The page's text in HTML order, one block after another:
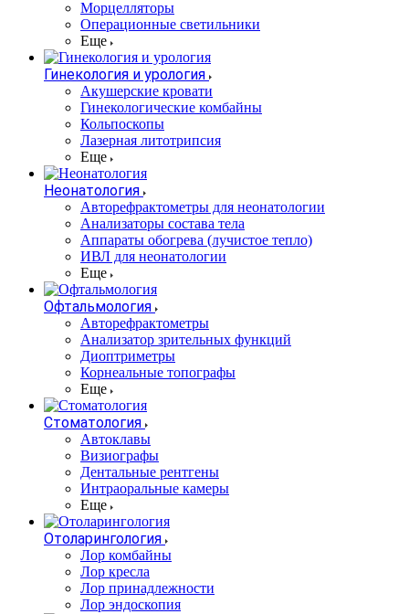
Морцелляторы
Операционные светильники
Еще
Гинекология и урология
Акушерские кровати
Гинекологические комбайны
Кольпоскопы
Лазерная литотрипсия
Еще
Неонатология
Авторефрактометры для неонатологии
Анализаторы состава тела
Аппараты обогрева (лучистое тепло)
ИВЛ для неонатологии
Еще
Офтальмология
Авторефрактометры
Анализатор зрительных функций
Диоптриметры
Корнеальные топографы
Еще
Стоматология
Автоклавы
Визиографы
Дентальные рентгены
Интраоральные камеры
Еще
Отоларингология
Лор комбайны
Лор кресла
Лор принадлежности
Лор эндоскопия